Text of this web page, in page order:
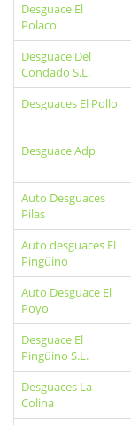
Desguace El
Polaco
Desguace Del
Condado S.L.
Desguaces El Pollo
Desguace Adp
Auto Desguaces
Pilas
Auto desguaces El
Pingüino
Auto Desguace El
Poyo
Desguace El
Pingüino S.L.
Desguaces La
Colina